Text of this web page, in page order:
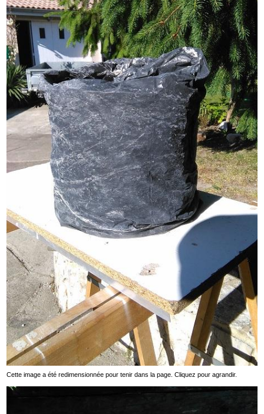
Cette image a été redimensionnée pour tenir dans la page. Cliquez pour agrandir.